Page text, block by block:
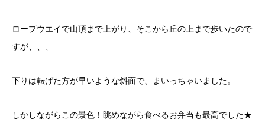
ロープウエイで山頂まで上がり、そこから丘の上まで歩いたので
すが、、、
下りは転げた方が早いような斜面で、まいっちゃいました。
しかしながらこの景色！眺めながら食べるお弁当も最高でした★